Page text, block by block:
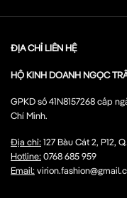
ĐỊA CHỈ LIÊN HỆ
HỘ KINH DOANH NGỌC
GPKD số 41N8157268 cấp
Chí Minh.
Địa chỉ:127 Bàu Cát 2, P12,
Hotline:0768 685 959
Email: